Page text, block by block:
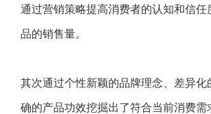
通过营销策略提高消费者的认知和信任
品的销售量。
其次通过个性新颖的品牌理念、差异化
确的产品功效挖掘出了符合当前消费需